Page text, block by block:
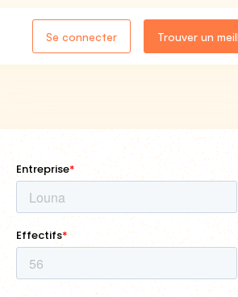
Se connecter Trouver un